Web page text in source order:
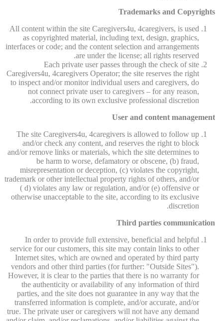
Trademarks and Copyrights
All content within the site Caregivers4u, 4caregivers, is used
as copyrighted material, including text, design, graphics,
interfaces or code; and the content selection and arrangements
are under the license; all rights reserved.
Each private user passes through the check of site
Caregivers4u, 4caregivers Operator; the site reserves the right
to inspect and/or monitor individual users and caregivers, do
not connect private user to caregivers – for any reason,
according to its own exclusive professional discretion.
User and content management
The site Caregivers4u, 4caregivers is allowed to follow up
and/or check any content, and reserves the right to block
and/or remove links or materials, which the site determines to
be harm to worse, defamatory or obscene, (b) fraud,
misrepresentation or deception, (c) violates the copyright,
trademark or other intellectual property rights of others, and/or
( d) violates any law or regulation, and/or (e) offensive or
otherwise unacceptable to the site, according to its exclusive
discretion.
Third parties communication
In order to provide full extensive, beneficial and helpful
service for our customers, this site may contain links to other
Internet sites, which are owned and operated by third party
vendors and other third parties (for further: "Outside Sites").
However, it is clear to the parties that there is no warranty for
the authenticity or availability of any information of third
parties, and the site does not guarantee in any way that the
transferred information is complete, and/or accurate, and/or
true. The private user or caregivers will not have any demand